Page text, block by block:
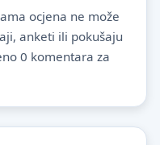
ocjena ne može
anketi ili pokušaju
0 komentara za